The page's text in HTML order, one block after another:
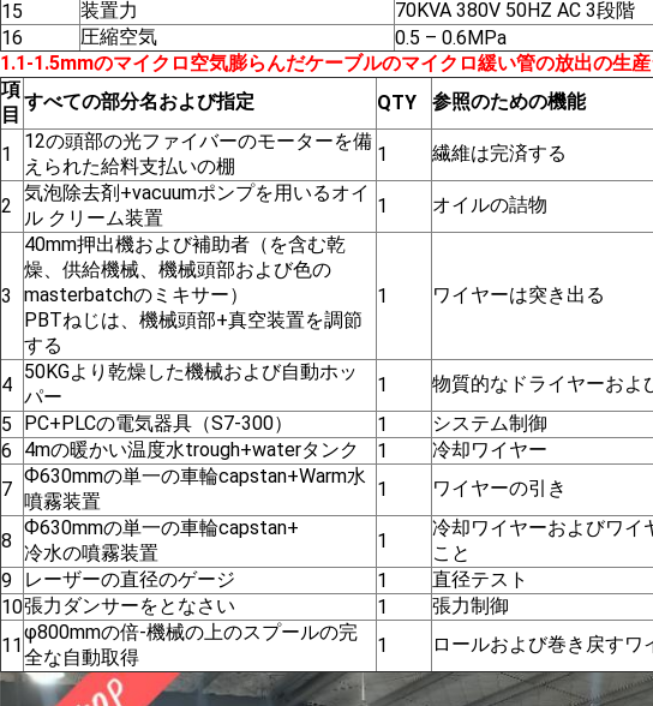
15
装置力
70KVA 380V 50HZ AC 3段階
16
圧縮空気
0.5 – 0.6MPa
1.1-1.5mmのマイクロ空気膨らんだケーブルのマイクロ緩い管の放出の生
項
目
すべての部分名および指定 QTY 参照のための機能
1
12の頭部の光ファイバーのモーターを備
えられた給料支払いの棚
1 繊維は完済する
2
気泡除去剤+vacuumポンプを用いるオイ
ル クリーム装置
1 オイルの詰物
3
40mm押出機および補助者（を含む乾
燥、供給機械、機械頭部および色の
masterbatchのミキサー）
PBTねじは、機械頭部+真空装置を調節
する
1 ワイヤーは突き出る
4
50KGより乾燥した機械および自動ホッ
パー
1
物質的なドライヤーおよ
5
PC+PLCの電気器具（S7-300） 1
システム制御
6
4mの暖かい温度水trough+waterタンク 1
冷却ワイヤー
7
Ф630mmの単一の車輪capstan+Warm水
噴霧装置
1 ワイヤーの引き
8
Ф630mmの単一の車輪capstan+
冷水の噴霧装置
1
冷却ワイヤーおよびワイ
こと
9
レーザーの直径のゲージ 1
直径テスト
10張力ダンサーをとなさい 1
張力制御
11
φ800mmの倍-機械の上のスプールの完
全な自動取得
1 ロールおよび巻き戻すワ